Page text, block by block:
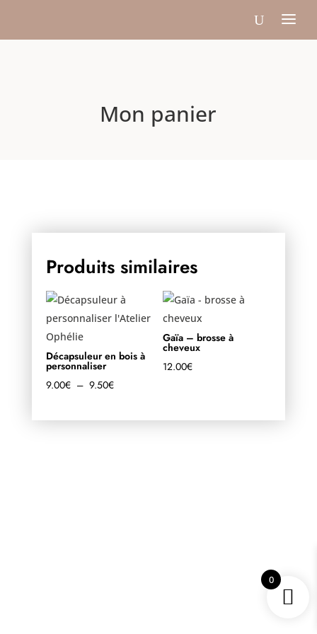
Mon panier
Produits similaires
Décapsuleur en bois à
personnaliser
9.00€ – 9.50€Plage
prix :
Gaïa – brosse à
cheveux
12.00€
0